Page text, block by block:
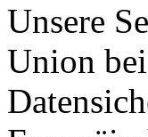
Unsere
Union